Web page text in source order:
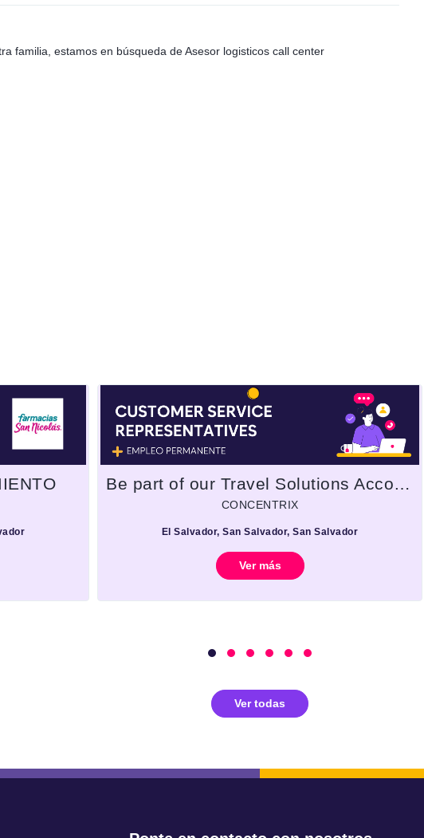
familia, estamos en búsqueda de Asesor logisticos call center
Be part of our Travel Solutions Account as Customer Service Representative
CONCENTRIX
El Salvador, San Salvador, San Salvador
Ver más
Ver todas